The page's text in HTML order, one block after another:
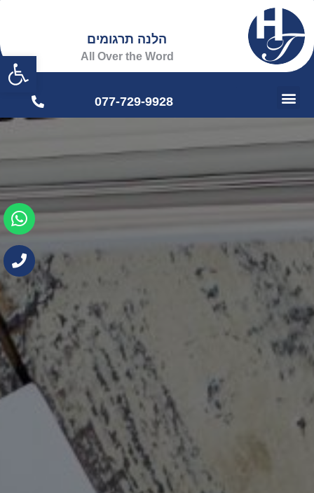
הלנה תרגומים
All Over the Word
077-729-9928